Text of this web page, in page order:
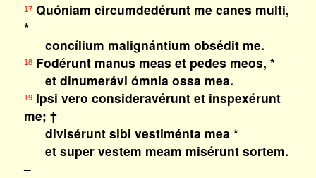
17Quóniam circumdedérunt me canes multi,
*
concílium malignántium obsédit me.
18Fodérunt manus meas et pedes meos, *
et dinumerávi ómnia ossa mea.
19Ipsi vero consideravérunt et inspexérunt
me; †
divisérunt sibi vestiménta mea *
et super vestem meam misérunt sortem.
–